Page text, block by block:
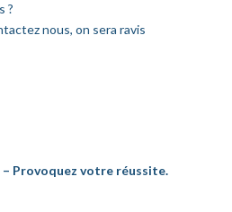
?
nous, on sera ravis
– Provoquez votre réussite.